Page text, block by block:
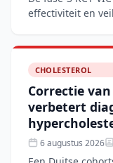
effectiviteit en
CHOLESTEROL
Correctie
verbetert
6 augustus 2026